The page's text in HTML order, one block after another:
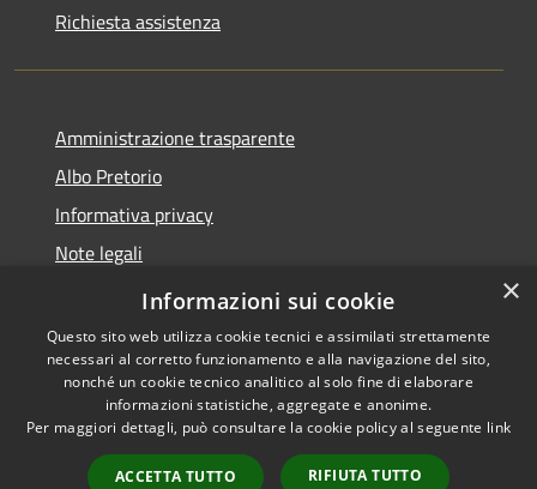
Richiesta assistenza
Amministrazione trasparente
Albo Pretorio
Informativa privacy
Note legali
Dichiarazione di accessibilità
Accessibilità
Copyright © 2026 • Città di
Andria • Powered by
Municipium•
Accesso
×
Informazioni sui cookie
Questo sito web utilizza cookie tecnici e assimilati strettamente
necessari al corretto funzionamento e alla navigazione del sito,
nonché un cookie tecnico analitico al solo fine di elaborare
informazioni statistiche, aggregate e anonime.
Per maggiori dettagli, può consultare la cookie policy al seguente link
ACCETTA TUTTO RIFIUTA TUTTO